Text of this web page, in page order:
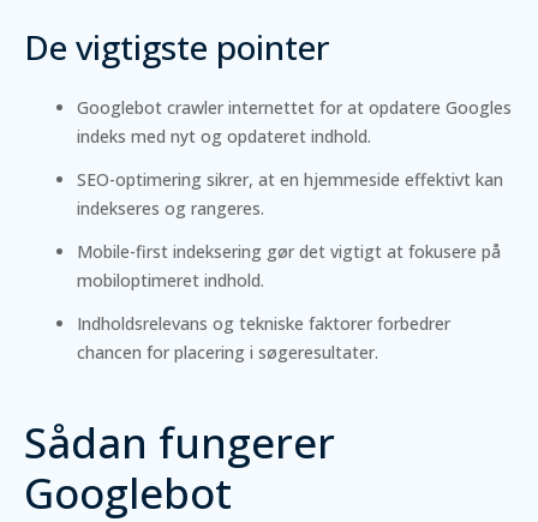
De vigtigste pointer
Googlebot crawler internettet for at opdatere Googles
indeks med nyt og opdateret indhold.
SEO-optimering sikrer, at en hjemmeside effektivt kan
indekseres og rangeres.
Mobile-first indeksering gør det vigtigt at fokusere på
mobiloptimeret indhold.
Indholdsrelevans og tekniske faktorer forbedrer
chancen for placering i søgeresultater.
Sådan fungerer
Googlebot